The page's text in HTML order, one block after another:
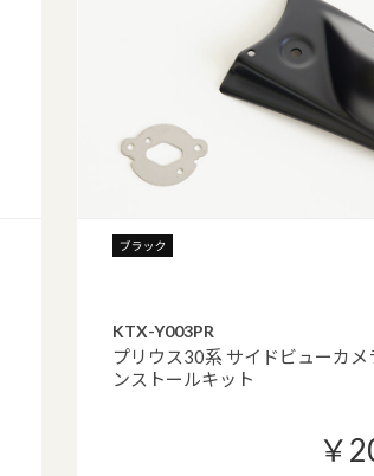
KTX-Y003PR
プリウス30系 サイドビューカメ
ンストールキット
￥